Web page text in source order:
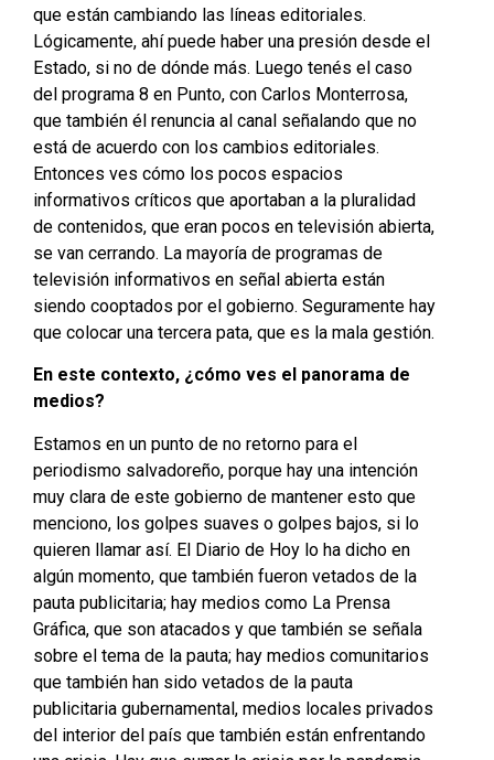
que están cambiando las líneas editoriales.
Lógicamente, ahí puede haber una presión desde el
Estado, si no de dónde más. Luego tenés el caso
del programa 8 en Punto, con Carlos Monterrosa,
que también él renuncia al canal señalando que no
está de acuerdo con los cambios editoriales.
Entonces ves cómo los pocos espacios
informativos críticos que aportaban a la pluralidad
de contenidos, que eran pocos en televisión abierta,
se van cerrando. La mayoría de programas de
televisión informativos en señal abierta están
siendo cooptados por el gobierno. Seguramente hay
que colocar una tercera pata, que es la mala gestión.
En este contexto, ¿cómo ves el panorama de
medios?
Estamos en un punto de no retorno para el
periodismo salvadoreño, porque hay una intención
muy clara de este gobierno de mantener esto que
menciono, los golpes suaves o golpes bajos, si lo
quieren llamar así. El Diario de Hoy lo ha dicho en
algún momento, que también fueron vetados de la
pauta publicitaria; hay medios como La Prensa
Gráfica, que son atacados y que también se señala
sobre el tema de la pauta; hay medios comunitarios
que también han sido vetados de la pauta
publicitaria gubernamental, medios locales privados
del interior del país que también están enfrentando